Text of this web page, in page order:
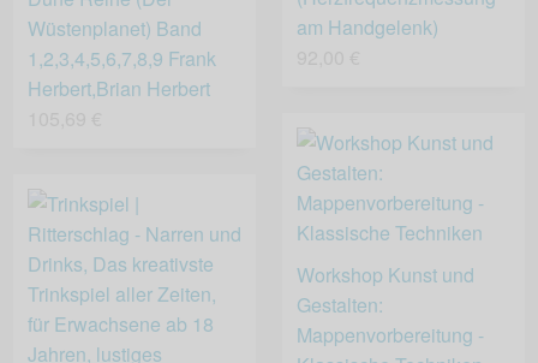
am Handgelenk)
Wüstenplanet) Band
1,2,3,4,5,6,7,8,9 Frank
Herbert,Brian Herbert
Workshop Kunst und
Gestalten:
Mappenvorbereitung -